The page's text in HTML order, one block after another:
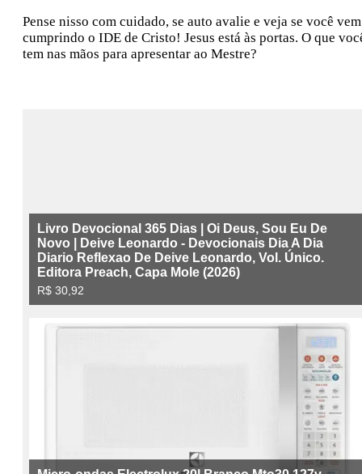
Pense nisso com cuidado, se auto avalie e veja se você vem
cumprindo o IDE de Cristo! Jesus está às portas. O que
tem nas mãos para apresentar ao Mestre?